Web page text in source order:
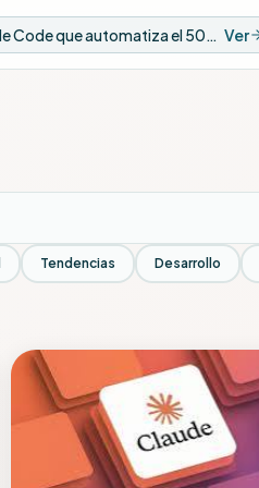
Ver
Tendencias Desarrollo